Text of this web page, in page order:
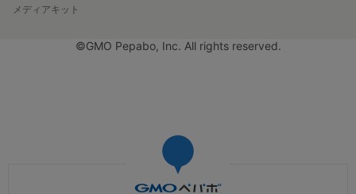
メディアキット
©GMO Pepabo, Inc. All rights reserved.